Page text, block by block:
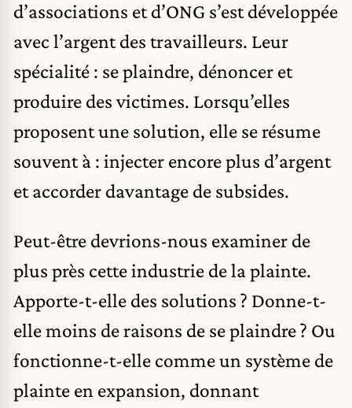
d’associations et d’ONG s’est développée
avec l’argent des travailleurs. Leur
spécialité : se plaindre, dénoncer et
produire des victimes. Lorsqu’elles
proposent une solution, elle se résume
souvent à : injecter encore plus d’argent
et accorder davantage de subsides.
Peut-être devrions-nous examiner de
plus près cette industrie de la plainte.
Apporte-t-elle des solutions ? Donne-t-
elle moins de raisons de se plaindre ? Ou
fonctionne-t-elle comme un système de
plainte en expansion, donnant